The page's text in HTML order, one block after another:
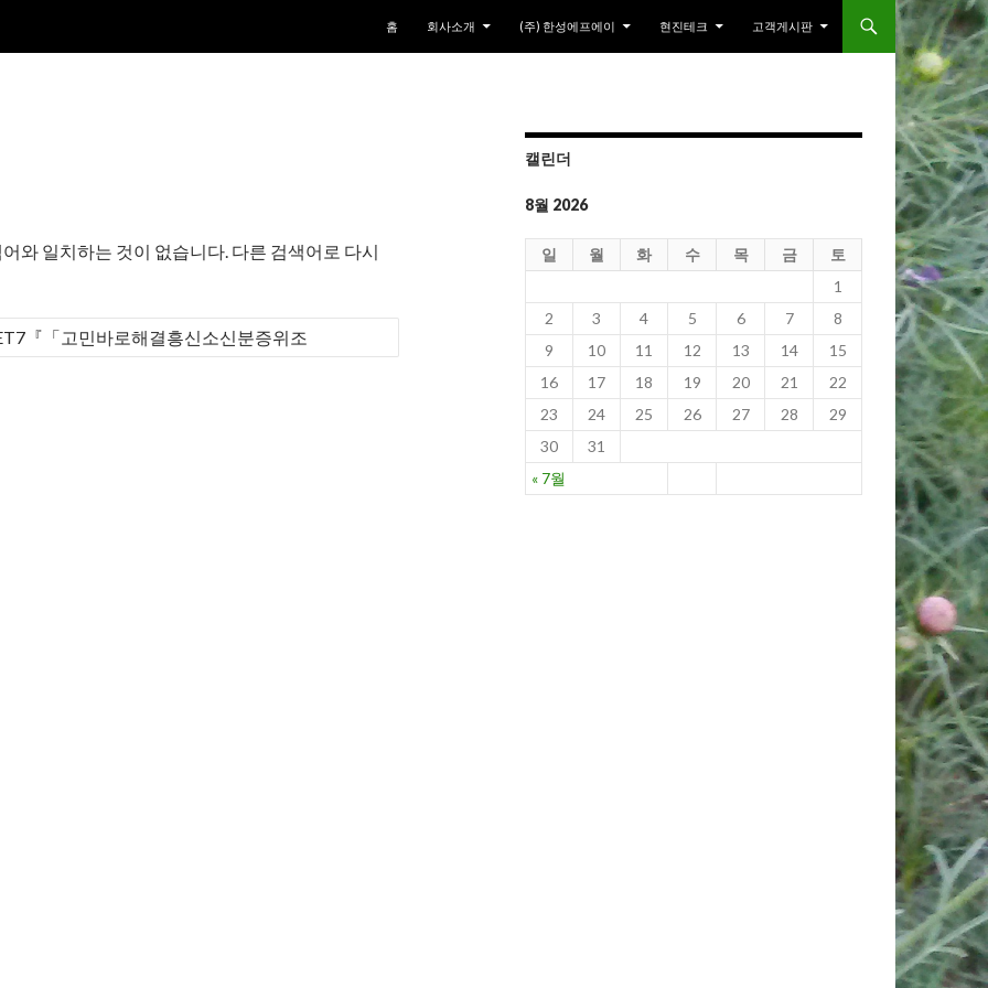
홈
회사소개 (주) 한성에프에이 현진테크 고객게시판
와 일치하는 것이 없습니다. 다른 검색어로 다시
캘린더
8월 2026
일 월 화 수 목 금 토
« 7월
1
2
3 4 5 6 7
8
9
10 11 12 13 14
15
16
17 18 19 20 21
22
23
24 25 26 27 28
29
30
31